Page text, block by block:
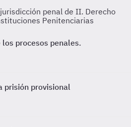
penal de II. Derecho
Penitenciarias
procesos penales.
prisión provisional